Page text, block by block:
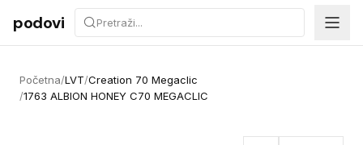
Preskoči na sadržaj
podovi
Početna/LVT/Creation 70 Megaclic
/1763 ALBION HONEY C70 MEGACLIC